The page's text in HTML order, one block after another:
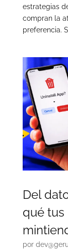
estrategias
compran la
preferencia.
Del
qué tus
por